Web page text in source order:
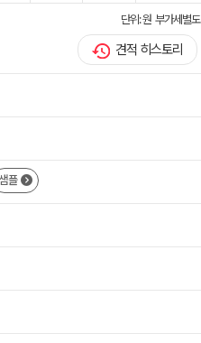
단위: 원 부가세별도
견적 히스토리
샘플